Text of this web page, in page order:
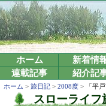
ホーム 新着情
連載記事
紹介記
ホーム > 旅日記 > 2008度 > 「平
スローライフ